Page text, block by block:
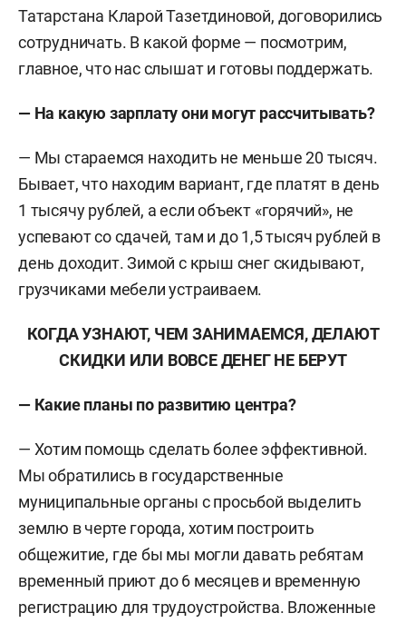
Татарстана Кларой Тазетдиновой, договорились
сотрудничать. В какой форме — посмотрим,
главное, что нас слышат и готовы поддержать.
— На какую зарплату они могут рассчитывать?
— Мы стараемся находить не меньше 20 тысяч.
Бывает, что находим вариант, где платят в день
1 тысячу рублей, а если объект «горячий», не
успевают со сдачей, там и до 1,5 тысяч рублей в
день доходит. Зимой с крыш снег скидывают,
грузчиками мебели устраиваем.
КОГДА УЗНАЮТ, ЧЕМ ЗАНИМАЕМСЯ, ДЕЛАЮТ
СКИДКИ ИЛИ ВОВСЕ ДЕНЕГ НЕ БЕРУТ
— Какие планы по развитию центра?
— Хотим помощь сделать более эффективной.
Мы обратились в государственные
муниципальные органы с просьбой выделить
землю в черте города, хотим построить
общежитие, где бы мы могли давать ребятам
временный приют до 6 месяцев и временную
регистрацию для трудоустройства. Вложенные